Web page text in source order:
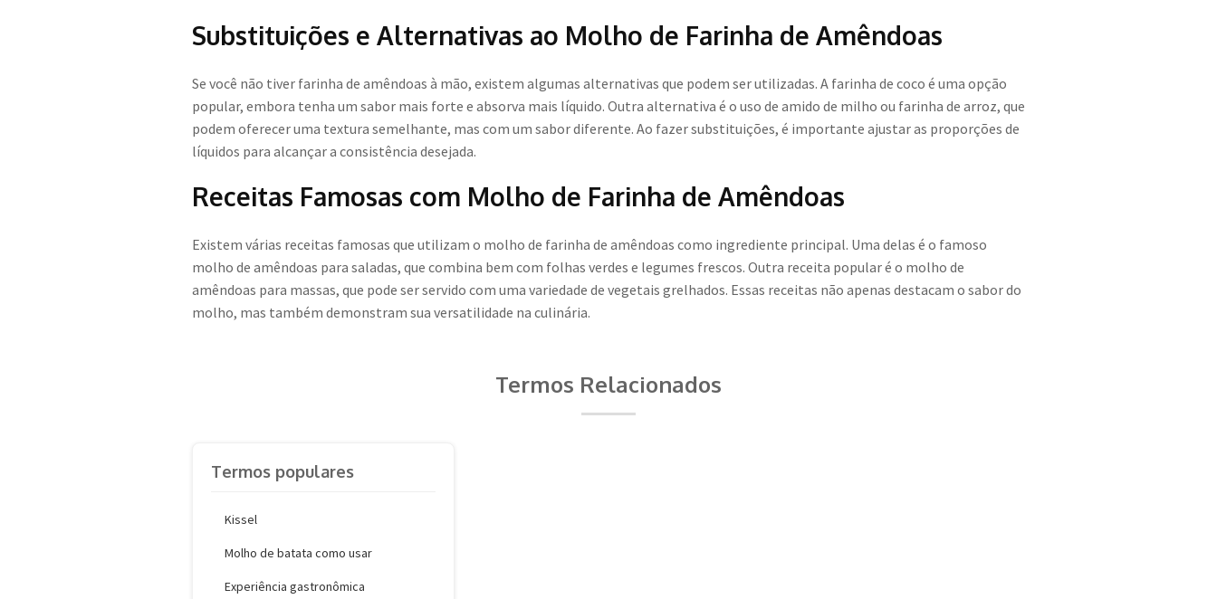
Substituições e Alternativas ao Molho de Farinha de Amêndoas
Se você não tiver farinha de amêndoas à mão, existem algumas alternativas que podem ser utilizadas. A farinha de coco é uma opção
popular, embora tenha um sabor mais forte e absorva mais líquido. Outra alternativa é o uso de amido de milho ou farinha de arroz, que
podem oferecer uma textura semelhante, mas com um sabor diferente. Ao fazer substituições, é importante ajustar as proporções de
líquidos para alcançar a consistência desejada.
Receitas Famosas com Molho de Farinha de Amêndoas
Existem várias receitas famosas que utilizam o molho de farinha de amêndoas como ingrediente principal. Uma delas é o famoso
molho de amêndoas para saladas, que combina bem com folhas verdes e legumes frescos. Outra receita popular é o molho de
amêndoas para massas, que pode ser servido com uma variedade de vegetais grelhados. Essas receitas não apenas destacam o sabor do
molho, mas também demonstram sua versatilidade na culinária.
Termos Relacionados
Termos populares
Kissel
Molho de batata como usar
Experiência gastronômica